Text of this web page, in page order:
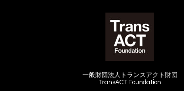
一般財団法人トランスアクト財団
TransACT Foundation